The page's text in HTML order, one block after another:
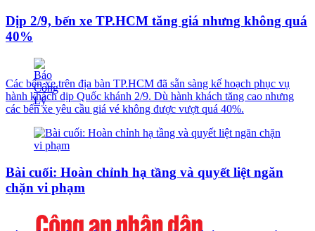
Dịp 2/9, bến xe TP.HCM tăng giá nhưng không quá
40%
Các bến xe trên địa bàn TP.HCM đã sẵn sàng kế hoạch phục vụ
hành khách dịp Quốc khánh 2/9. Dù hành khách tăng cao nhưng
các bến xe yêu cầu giá vé không được vượt quá 40%.
Bài cuối: Hoàn chỉnh hạ tầng và quyết liệt ngăn
chặn vi phạm